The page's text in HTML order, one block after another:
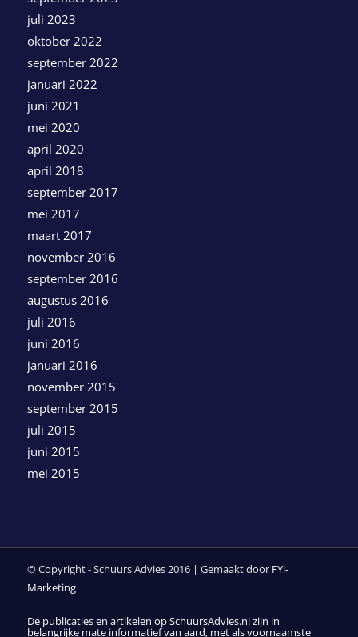
juli 2023
oktober 2022
september 2022
januari 2022
juni 2021
mei 2020
april 2020
april 2018
september 2017
mei 2017
maart 2017
november 2016
september 2016
augustus 2016
juli 2016
juni 2016
januari 2016
november 2015
september 2015
juli 2015
juni 2015
mei 2015
© Copyright - Schuurs Advies 2016 | Gemaakt door FYi-
Marketing
De publicaties en artikelen op SchuursAdvies.nl zijn in
belangrijke mate informatief van aard, met als voornaamste